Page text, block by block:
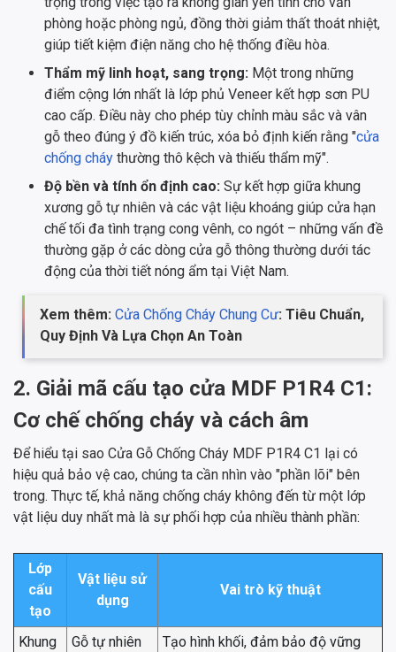
phòng hoặc phòng ngủ, đồng thời giảm thất thoát nhiệt,
giúp tiết kiệm điện năng cho hệ thống điều hòa.
Thẩm mỹ linh hoạt, sang trọng: Một trong những
điểm cộng lớn nhất là lớp phủ Veneer kết hợp sơn PU
cao cấp. Điều này cho phép tùy chỉnh màu sắc và vân
gỗ theo đúng ý đồ kiến trúc, xóa bỏ định kiến rằng "cửa
chống cháy thường thô kệch và thiếu thẩm mỹ".
Độ bền và tính ổn định cao: Sự kết hợp giữa khung
xương gỗ tự nhiên và các vật liệu khoáng giúp cửa hạn
chế tối đa tình trạng cong vênh, co ngót – những vấn đề
thường gặp ở các dòng cửa gỗ thông thường dưới tác
động của thời tiết nóng ẩm tại Việt Nam.
Xem thêm: Cửa Chống Cháy Chung Cư: Tiêu Chuẩn,
Quy Định Và Lựa Chọn An Toàn
2. Giải mã cấu tạo cửa MDF P1R4 C1:
Cơ chế chống cháy và cách âm
Để hiểu tại sao Cửa Gỗ Chống Cháy MDF P1R4 C1 lại có
hiệu quả bảo vệ cao, chúng ta cần nhìn vào "phần lõi" bên
trong. Thực tế, khả năng chống cháy không đến từ một lớp
vật liệu duy nhất mà là sự phối hợp của nhiều thành phần:
Lớp
cấu
tạo
Vật liệu sử
dụng
Vai trò kỹ thuật
Khung
Gỗ tự nhiên
Tạo hình khối, đảm bảo độ vững